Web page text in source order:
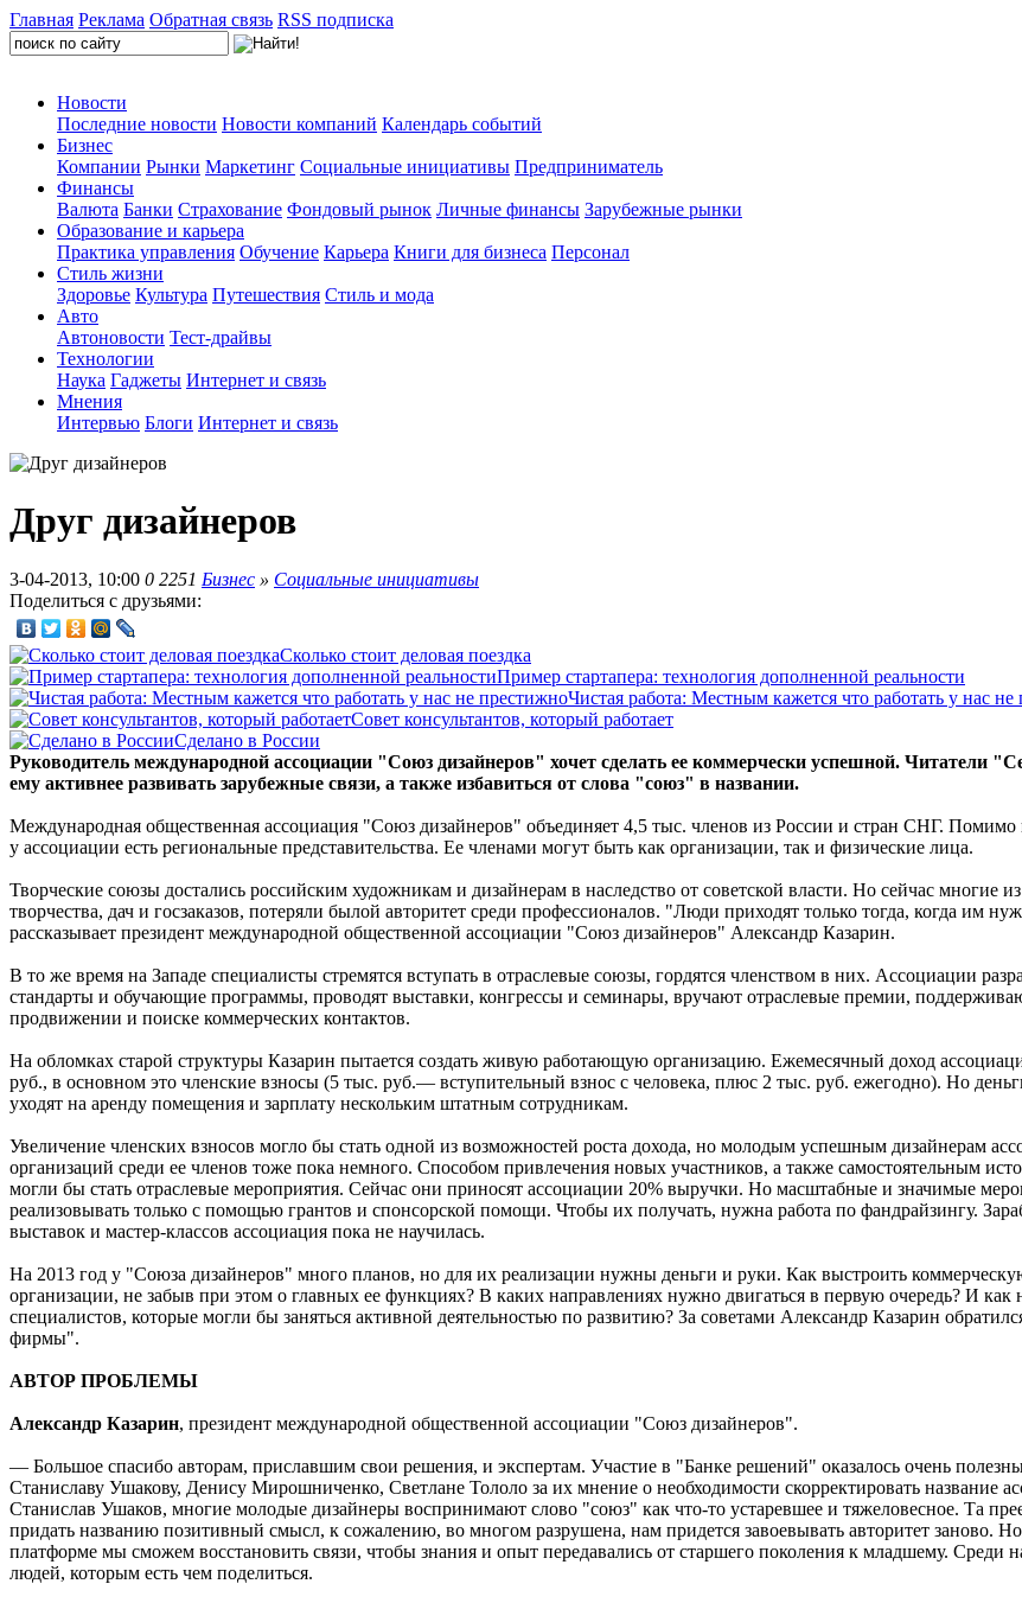
Главная Реклама Обратная связь RSS подписка
Новости
Последние новости Новости компаний Календарь событий
Бизнес
Компании Рынки Маркетинг Социальные инициативы Предприниматель
Финансы
Валюта Банки Страхование Фондовый рынок Личные финансы Зарубежные рынки
Образование и карьера
Практика управления Обучение Карьера Книги для бизнеса Персонал
Стиль жизни
Здоровье Культура Путешествия Стиль и мода
Авто
Автоновости Тест-драйвы
Технологии
Наука Гаджеты Интернет и связь
Мнения
Интервью Блоги Интернет и связь
Друг дизайнеров
3-04-2013, 10:00 0 2251 Бизнес » Социальные инициативы
Поделиться с друзьями:
Сколько стоит деловая поездка
Пример стартапера: технология дополненной реальности
Чистая работа: Местным кажется что работать у нас
Совет консультантов, который работает
Сделано в России
Руководитель международной ассоциации "Союз дизайнеров" хочет сделать ее коммерчески успешной. Читатели
ему активнее развивать зарубежные связи, а также избавиться от слова "союз" в названии.
Международная общественная ассоциация "Союз дизайнеров" объединяет 4,5 тыс. членов из России и стран СНГ. Помимо
у ассоциации есть региональные представительства. Ее членами могут быть как организации, так и физические лица.
Творческие союзы достались российским художникам и дизайнерам в наследство от советской власти. Но сейчас многие
творчества, дач и госзаказов, потеряли былой авторитет среди профессионалов. "Люди приходят только тогда, когда им
рассказывает президент международной общественной ассоциации "Союз дизайнеров" Александр Казарин.
В то же время на Западе специалисты стремятся вступать в отраслевые союзы, гордятся членством в них. Ассоциации
стандарты и обучающие программы, проводят выставки, конгрессы и семинары, вручают отраслевые премии,
продвижении и поиске коммерческих контактов.
На обломках старой структуры Казарин пытается создать живую работающую организацию. Ежемесячный доход
руб., в основном это членские взносы (5 тыс. руб.— вступительный взнос с человека, плюс 2 тыс. руб. ежегодно). Но
уходят на аренду помещения и зарплату нескольким штатным сотрудникам.
Увеличение членских взносов могло бы стать одной из возможностей роста дохода, но молодым успешным дизайнерам
организаций среди ее членов тоже пока немного. Способом привлечения новых участников, а также самостоятельным
могли бы стать отраслевые мероприятия. Сейчас они приносят ассоциации 20% выручки. Но масштабные и значимые
реализовывать только с помощью грантов и спонсорской помощи. Чтобы их получать, нужна работа по фандрайзингу.
выставок и мастер-классов ассоциация пока не научилась.
На 2013 год у "Союза дизайнеров" много планов, но для их реализации нужны деньги и руки. Как выстроить
организации, не забыв при этом о главных ее функциях? В каких направлениях нужно двигаться в первую очередь? И как
специалистов, которые могли бы заняться активной деятельностью по развитию? За советами Александр Казарин
фирмы".
АВТОР ПРОБЛЕМЫ
Александр Казарин, президент международной общественной ассоциации "Союз дизайнеров".
— Большое спасибо авторам, приславшим свои решения, и экспертам. Участие в "Банке решений" оказалось очень
Станиславу Ушакову, Денису Мирошниченко, Светлане Тололо за их мнение о необходимости скорректировать название
Станислав Ушаков, многие молодые дизайнеры воспринимают слово "союз" как что-то устаревшее и тяжеловесное. Та
придать названию позитивный смысл, к сожалению, во многом разрушена, нам придется завоевывать авторитет заново.
платформе мы сможем восстановить связи, чтобы знания и опыт передавались от старшего поколения к младшему. Среди
людей, которым есть чем поделиться.